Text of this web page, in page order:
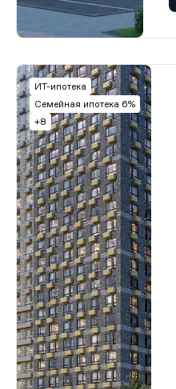
ИТ-ипотека
Семейная ипотека 6%
+8